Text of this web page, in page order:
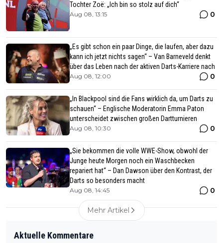
Tochter Zoë: „Ich bin so stolz auf dich“
Aug 08, 13:15 0
„Es gibt schon ein paar Dinge, die laufen, aber dazu
kann ich jetzt nichts sagen“ – Van Barneveld denkt
über das Leben nach der aktiven Darts-Karriere nach
Aug 08, 12:00 0
„In Blackpool sind die Fans wirklich da, um Darts zu
schauen“ – Englische Moderatorin Emma Paton
unterscheidet zwischen großen Dartturnieren
Aug 08, 10:30 0
„Sie bekommen die volle WWE-Show, obwohl der
Junge heute Morgen noch ein Waschbecken
repariert hat“ – Dan Dawson über den Kontrast, der
Darts so besonders macht
Aug 08, 14:45 0
Mehr Artikel
Aktuelle Kommentare